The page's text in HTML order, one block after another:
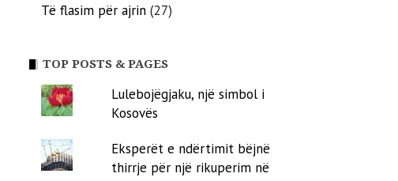
Të flasim për ajrin (27)
TOP POSTS & PAGES
Lulebojëgjaku, një simbol i
Kosovës
Eksperët e ndërtimit bëjnë
thirrje për një rikuperim në